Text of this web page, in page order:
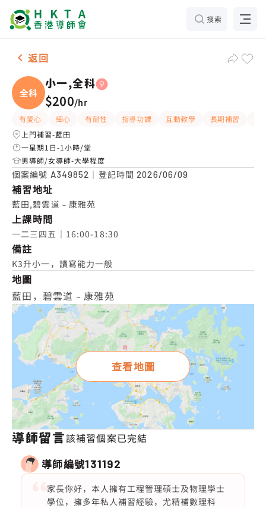
搜索
女-1名 小一,全科，藍田 補習推介
返回
全科
小一,全科
$200/hr
有愛心 細心 有耐性 指導功課 互動教學 長期補習
上門補習-藍田
一星期1日-1小時/堂
男導師/女導師-大學程度
個案編號 A349852 ｜登記時間2026/06/09
補習地址
藍田,碧雲道﹣康雅苑
上課時間
一二三四五｜16:00-18:30
備註
K3升小一，讀寫能力一般
地圖
藍田，碧雲道﹣康雅苑
查看地圖
導師留言該補習個案已完結
導師編號131192
家長你好，本人擁有工程管理碩士及物理學士
學位，擁多年私人補習經驗，尤精補數理科